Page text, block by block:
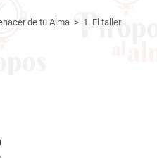
de tu Alma > 1. El taller